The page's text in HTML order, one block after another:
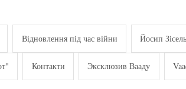
Відновлення під час війни Йосип
Контакти Эксклюзив Вааду